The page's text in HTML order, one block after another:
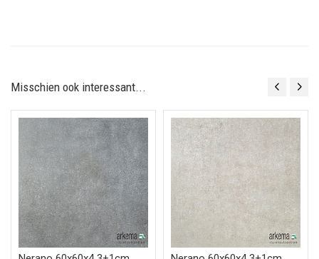
Misschien ook interessant...